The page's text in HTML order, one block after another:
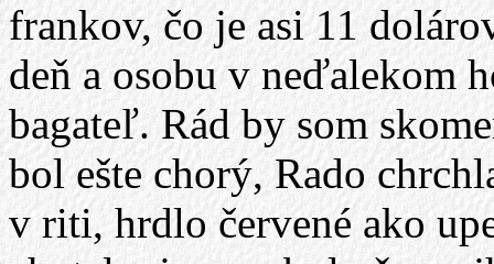
frankov, čo je asi 11
deň a osobu v neďalekom
bagateľ. Rád by som
bol ešte chorý, Rado
v riti, hrdlo červené ako